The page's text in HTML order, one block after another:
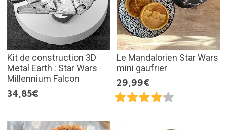
Kit de construction 3D
Metal Earth : Star Wars
Millennium Falcon
34,85€
Le Mandalorien Star Wars
mini gaufrier
29,99€